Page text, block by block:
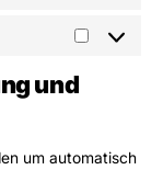
und
um automatisch